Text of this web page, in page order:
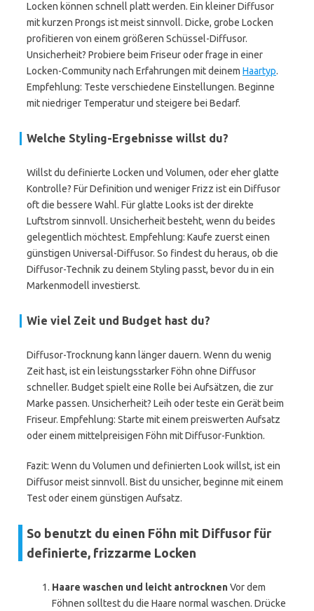
Locken können schnell platt werden. Ein kleiner Diffusor
mit kurzen Prongs ist meist sinnvoll. Dicke, grobe Locken
profitieren von einem größeren Schüssel-Diffusor.
Unsicherheit? Probiere beim Friseur oder frage in einer
Locken-Community nach Erfahrungen mit deinem Haartyp.
Empfehlung: Teste verschiedene Einstellungen. Beginne
mit niedriger Temperatur und steigere bei Bedarf.
Welche Styling-Ergebnisse willst du?
Willst du definierte Locken und Volumen, oder eher glatte
Kontrolle? Für Definition und weniger Frizz ist ein Diffusor
oft die bessere Wahl. Für glatte Looks ist der direkte
Luftstrom sinnvoll. Unsicherheit besteht, wenn du beides
gelegentlich möchtest. Empfehlung: Kaufe zuerst einen
günstigen Universal-Diffusor. So findest du heraus, ob die
Diffusor-Technik zu deinem Styling passt, bevor du in ein
Markenmodell investierst.
Wie viel Zeit und Budget hast du?
Diffusor-Trocknung kann länger dauern. Wenn du wenig
Zeit hast, ist ein leistungsstarker Föhn ohne Diffusor
schneller. Budget spielt eine Rolle bei Aufsätzen, die zur
Marke passen. Unsicherheit? Leih oder teste ein Gerät beim
Friseur. Empfehlung: Starte mit einem preiswerten Aufsatz
oder einem mittelpreisigen Föhn mit Diffusor-Funktion.
Fazit: Wenn du Volumen und definierten Look willst, ist ein
Diffusor meist sinnvoll. Bist du unsicher, beginne mit einem
Test oder einem günstigen Aufsatz.
So benutzt du einen Föhn mit Diffusor für
definierte, frizzarme Locken
Haare waschen und leicht antrocknenVor dem
Föhnen solltest du die Haare normal waschen. Drücke